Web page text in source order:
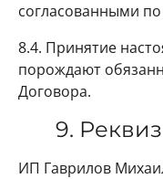
согласованными
8.4. Принятие
порождают
Договора.
9.
ИП Гаврилов